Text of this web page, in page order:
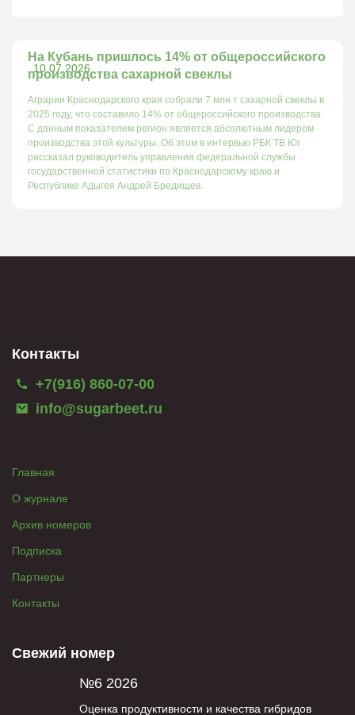
10.07.2026
На Кубань пришлось 14% от общероссийского
производства сахарной свеклы
Аграрии Краснодарского края собрали 7 млн т сахарной свеклы в
2025 году, что составило 14% от общероссийского производства.
С данным показателем регион является абсолютным лидером
производства этой культуры. Об этом в интервью РБК ТВ Юг
рассказал руководитель управления федеральной службы
государственной статистики по Краснодарскому краю и
Республике Адыгея Андрей Бредищев.
Контакты
+7(916) 860-07-00
info@sugarbeet.ru
Главная
О журнале
Архив номеров
Подписка
Партнеры
Контакты
Свежий номер
№6 2026
Оценка продуктивности и качества гибридов